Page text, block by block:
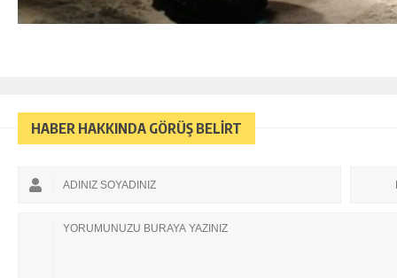
HABER HAKKINDA GÖRÜŞ BELİRT